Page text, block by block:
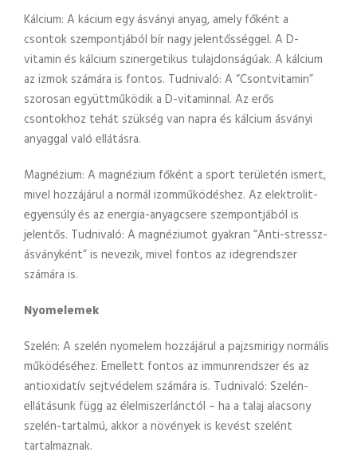
Kálcium: A kácium egy ásványi anyag, amely főként a
csontok szempontjából bír nagy jelentősséggel. A D-
vitamin és kálcium szinergetikus tulajdonságúak. A kálcium
az izmok számára is fontos. Tudnivaló: A “Csontvitamin”
szorosan együttműködik a D-vitaminnal. Az erős
csontokhoz tehát szükség van napra és kálcium ásványi
anyaggal való ellátásra.
Magnézium: A magnézium főként a sport területén ismert,
mivel hozzájárul a normál izomműködéshez. Az elektrolit-
egyensúly és az energia-anyagcsere szempontjából is
jelentős. Tudnivaló: A magnéziumot gyakran “Anti-stressz-
ásványként” is nevezik, mivel fontos az idegrendszer
számára is.
Nyomelemek
Szelén: A szelén nyomelem hozzájárul a pajzsmirigy normális
működéséhez. Emellett fontos az immunrendszer és az
antioxidatív sejtvédelem számára is. Tudnivaló: Szelén-
ellátásunk függ az élelmiszerlánctól – ha a talaj alacsony
szelén-tartalmú, akkor a növények is kevést szelént
tartalmaznak.